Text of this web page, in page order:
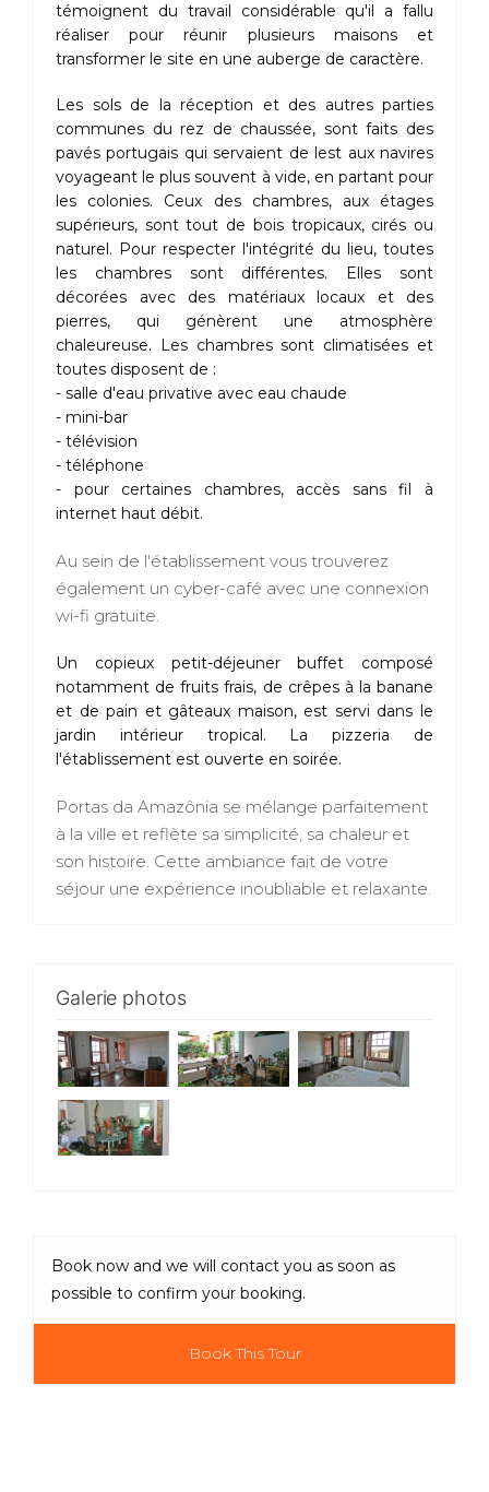
témoignent du travail considérable qu'il a fallu
réaliser pour réunir plusieurs maisons et
transformer le site en une auberge de caractère.
Les sols de la réception et des autres parties
communes du rez de chaussée, sont faits des
pavés portugais qui servaient de lest aux navires
voyageant le plus souvent à vide, en partant pour
les colonies. Ceux des chambres, aux étages
supérieurs, sont tout de bois tropicaux, cirés ou
naturel. Pour respecter l'intégrité du lieu, toutes
les chambres sont différentes. Elles sont
décorées avec des matériaux locaux et des
pierres, qui génèrent une atmosphère
chaleureuse. Les chambres sont climatisées et
toutes disposent de :
- salle d'eau privative avec eau chaude
- mini-bar
- télévision
- téléphone
- pour certaines chambres, accès sans fil à
internet haut débit.
Au sein de l'établissement vous trouverez
également un cyber-café avec une connexion
wi-fi gratuite.
Un copieux petit-déjeuner buffet composé
notamment de fruits frais, de crêpes à la banane
et de pain et gâteaux maison, est servi dans le
jardin intérieur tropical. La pizzeria de
l'établissement est ouverte en soirée.
Portas da Amazônia se mélange parfaitement
à la ville et reflète sa simplicité, sa chaleur et
son histoire. Cette ambiance fait de votre
séjour une expérience inoubliable et relaxante.
Galerie photos
Book now and we will contact you as soon as
possible to confirm your booking.
Book This Tour